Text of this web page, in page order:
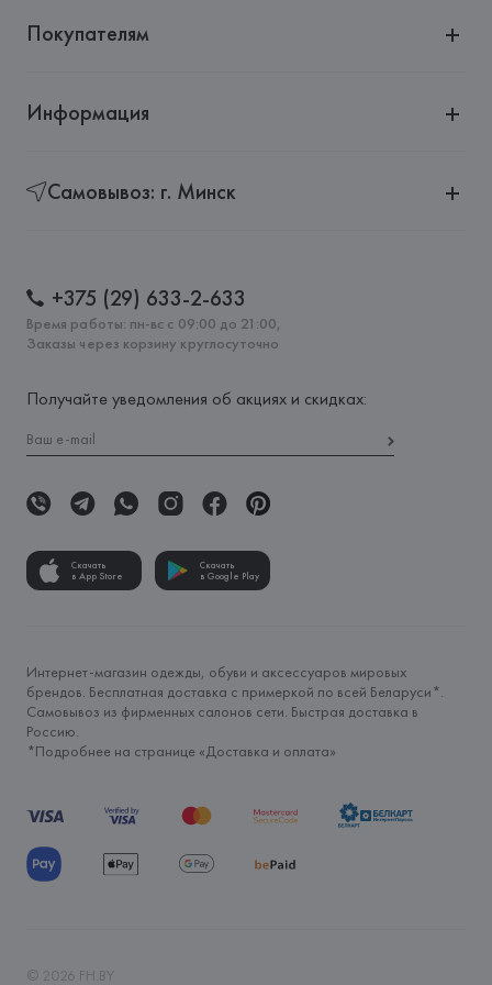
Покупателям
Информация
Самовывоз: г. Минск
+375 (29) 633-2-633
Время работы: пн-вс с 09:00 до 21:00,
Заказы через корзину круглосуточно
Получайте уведомления об акциях и скидках:
Скачать
в App Store
Скачать
в Google Play
Интернет-магазин одежды, обуви и аксессуаров мировых
брендов. Бесплатная доставка с примеркой по всей Беларуси*.
Самовывоз из фирменных салонов сети. Быстрая доставка в
Россию.
*Подробнее на странице «Доставка и оплата»
© 2026 FH.BY